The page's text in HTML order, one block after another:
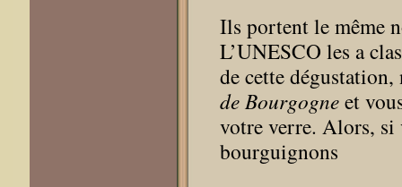
Ils portent le même
L’UNESCO les a
de cette
de Bourgogneet
votre verre. Alors, si
bourguignons